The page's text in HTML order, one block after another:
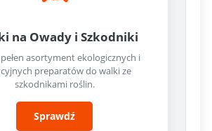
na Owady i Szkodniki
asortyment ekologicznych i
preparatów do walki ze
szkodnikami roślin.
Sprawdź